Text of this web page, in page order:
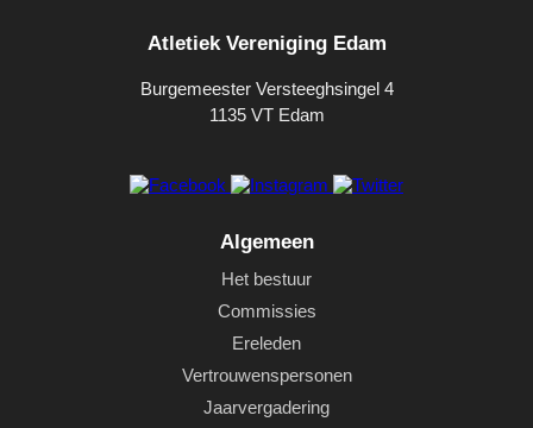
Atletiek Vereniging Edam
Burgemeester Versteeghsingel 4
1135 VT Edam
Algemeen
Het bestuur
Commissies
Ereleden
Vertrouwenspersonen
Jaarvergadering